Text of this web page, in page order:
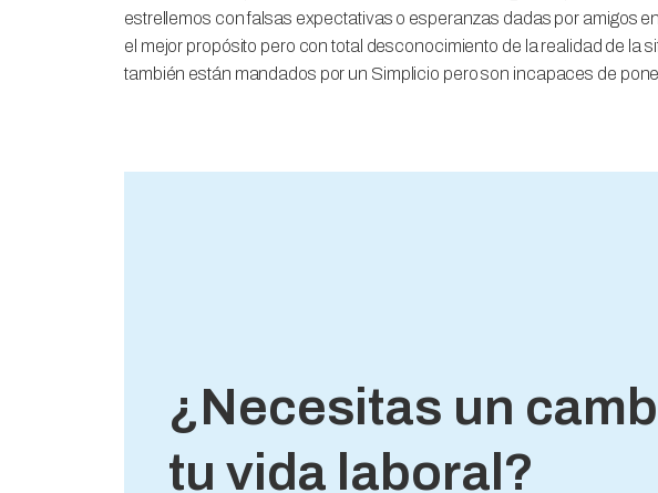
estrellemos con falsas expectativas o esperanzas dadas por amigos
el mejor propósito pero con total desconocimiento de la realidad de la
también están mandados por un Simplicio pero son incapaces de
¿Necesitas un
tu vida laboral?